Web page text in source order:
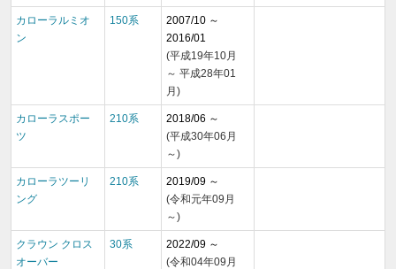
カローラルミオ
ン
150系
2007/10 ～
2016/01
(平成19年10月
～ 平成28年01
月)
カローラスポー
ツ
210系
2018/06 ～
(平成30年06月
～)
カローラツーリ
ング
210系
2019/09 ～
(令和元年09月
～)
クラウン クロス
オーバー
30系
2022/09 ～
(令和04年09月